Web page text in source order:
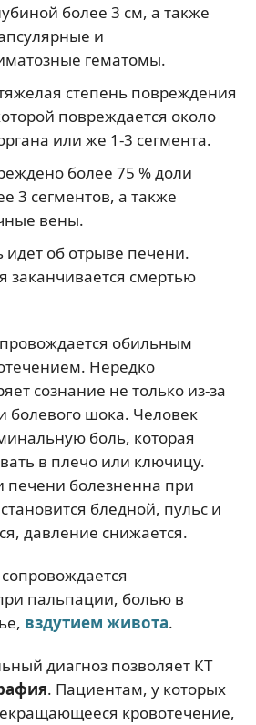
более 3 см, а также
и
гематомы.
степень повреждения
повреждается около
или же 1-3 сегмента.
более 75 % доли
3 сегментов, а также
вены.
идет об отрыве печени.
заканчивается смертью
обильным
Нередко
сознание не только из-за
болевого шока. Человек
боль, которая
в плечо или ключицу.
печени болезненна при
бледной, пульс и
давление снижается.
пальпации, болью в
вздутием живота.
диагноз позволяет КТ
. Пациентам, у которых
кровотечение,